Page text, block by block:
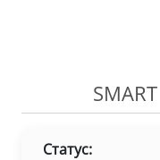
Статус: